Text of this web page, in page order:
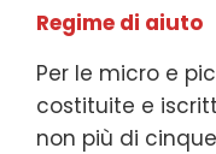
Regime di aiuto
Per le micro e
costituite e
non più di